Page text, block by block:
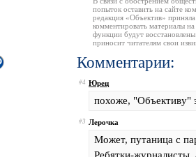
попыток оставить на сайте
редакция «Объектив»
комментировать материалы
функции будут
приносит читателям свои
Комментарии:
#4 Юрец
похоже, "Объективу"
#3 Лерочка
Может, путаница с